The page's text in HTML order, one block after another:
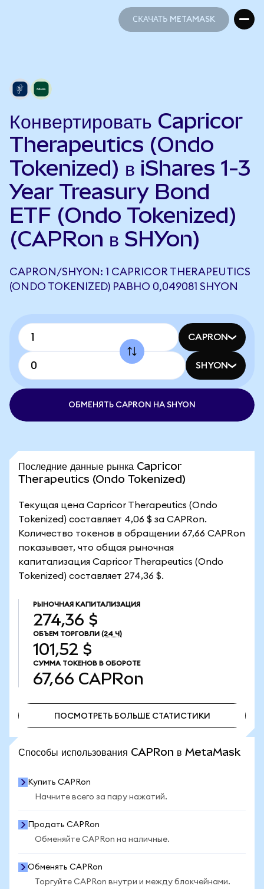
СКАЧАТЬ METAMASK
Конвертировать Capricor
Therapeutics (Ondo
Tokenized) в iShares 1-3
Year Treasury Bond
ETF (Ondo Tokenized)
(CAPRon в SHYon)
CAPRON/SHYON: 1 CAPRICOR THERAPEUTICS
(ONDO TOKENIZED) РАВНО 0,049081 SHYON
CAPRON
SHYON
ОБМЕНЯТЬ CAPRON НА SHYON
Последние данные рынка Capricor
Therapeutics (Ondo Tokenized)
Текущая цена Capricor Therapeutics (Ondo
Tokenized) составляет 4,06 $ за CAPRon.
Количество токенов в обращении 67,66 CAPRon
показывает, что общая рыночная
капитализация Capricor Therapeutics (Ondo
Tokenized) составляет 274,36 $.
РЫНОЧНАЯ КАПИТАЛИЗАЦИЯ
274,36 $
ОБЪЕМ ТОРГОВЛИ (24 Ч)
101,52 $
СУММА ТОКЕНОВ В ОБОРОТЕ
67,66 CAPRon
ПОСМОТРЕТЬ БОЛЬШЕ СТАТИСТИКИ
Способы использования CAPRon в MetaMask
Купить CAPRon
Начните всего за пару нажатий.
Продать CAPRon
Обменяйте CAPRon на наличные.
Обменять CAPRon
Торгуйте CAPRon внутри и между блокчейнами.